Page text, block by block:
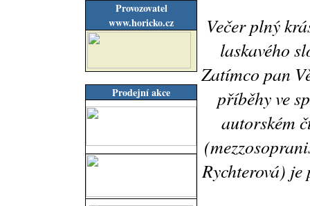
Provozovatel
www.horicko.cz
Prodejní akce
Večer plný
laskavého
Zatímco pan
příběhy ve
autorském
Rychterová)